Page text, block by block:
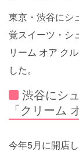
東京・渋谷にシ
覚スイーツ・シ
リーム オア ク
した。
渋谷にシ
「クリーム
今年5月に開店